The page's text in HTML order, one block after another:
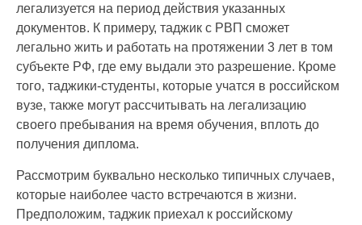
легализуется на период действия указанных
документов. К примеру, таджик с РВП сможет
легально жить и работать на протяжении 3 лет в том
субъекте РФ, где ему выдали это разрешение. Кроме
того, таджики-студенты, которые учатся в российском
вузе, также могут рассчитывать на легализацию
своего пребывания на время обучения, вплоть до
получения диплома.
Рассмотрим буквально несколько типичных случаев,
которые наиболее часто встречаются в жизни.
Предположим, таджик приехал к российскому